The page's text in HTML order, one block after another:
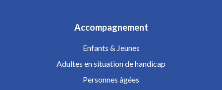
Accompagnement
Enfants & Jeunes
Adultes en situation de handicap
Personnes âgées